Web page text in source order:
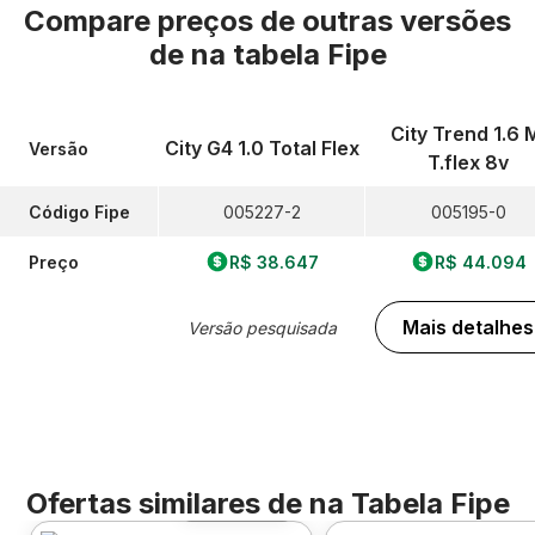
Compare preços de outras versões
de na tabela Fipe
Versão
Código Fipe
Preço
City G4 1.0 Total Flex
005227-2
R$ 38.647
Versão pesquisada
City Trend 1.6
T.flex 8v
005195-0
R$ 44.094
Mais detalhes
Ofertas similares de na Tabela Fipe
Foto 360º